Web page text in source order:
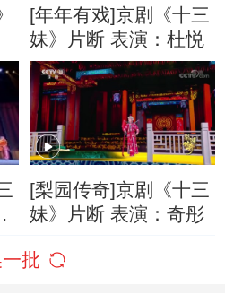
[年年有戏]京剧《十三
妹》片断 表演：杜悦
[梨园传奇]京剧《十三
妹》片断 表演：奇彤
批